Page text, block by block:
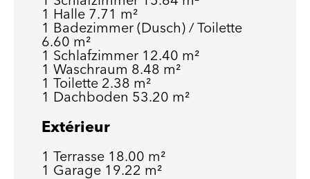
1 Halle 7.71 m²
1 Badezimmer (Dusch) / Toilette
6.60 m²
1 Schlafzimmer 12.40 m²
1 Waschraum 8.48 m²
1 Toilette 2.38 m²
1 Dachboden 53.20 m²
Extérieur
1 Terrasse 18.00 m²
1 Garage 19.22 m²